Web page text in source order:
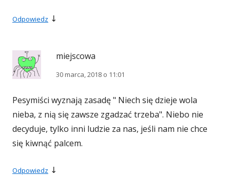
Odpowiedz ↓
miejscowa
30 marca, 2018 o 11:01
Pesymiści wyznają zasadę " Niech się dzieje wola
nieba, z nią się zawsze zgadzać trzeba". Niebo nie
decyduje, tylko inni ludzie za nas, jeśli nam nie chce
się kiwnąć palcem.
Odpowiedz ↓